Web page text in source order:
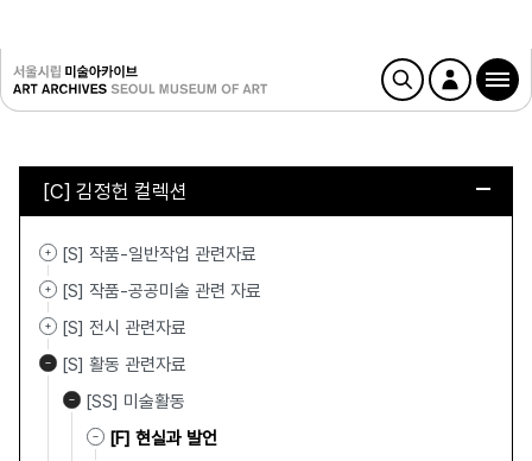
[C] 김정헌 컬렉션
[S] 작품-일반작업 관련자료
[S] 작품-공공미술 관련 자료
[S] 전시 관련자료
[S] 활동 관련자료
[SS] 미술활동
[F] 현실과 발언